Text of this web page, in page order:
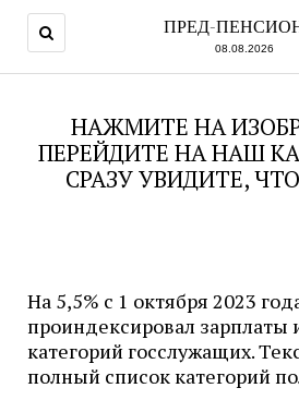
ПРЕД-
08.08.2026
НАЖМИТЕ НА
ПЕРЕЙДИТЕ НА НАШ
СРАЗУ УВИДИТЕ,
На 5,5% с 1 октября 2023
проиндексировал зарплаты
категорий госслужащих.
полный список категорий